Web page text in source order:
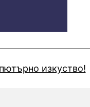
изкуство!